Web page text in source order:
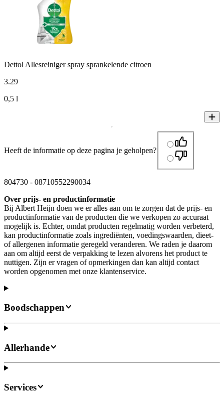
Dettol Allesreiniger spray sprankelende citroen
3.29
0,5 l
Heeft de informatie op deze pagina je geholpen?
804730 - 08710552290034
Over prijs- en productinformatie
Bij Albert Heijn doen we er alles aan om te zorgen dat de prijs- en
productinformatie van de producten die we verkopen zo accuraat
mogelijk is. Echter, omdat producten regelmatig worden verbeterd,
kan productinformatie zoals ingrediënten, voedingswaarden, dieet-
of allergenen informatie geregeld veranderen. We raden je daarom
aan om altijd eerst de verpakking te lezen alvorens het product te
nuttigen. Zijn er vragen of opmerkingen dan kan altijd contact
worden opgenomen met onze klantenservice.
Boodschappen
Allerhande
Services